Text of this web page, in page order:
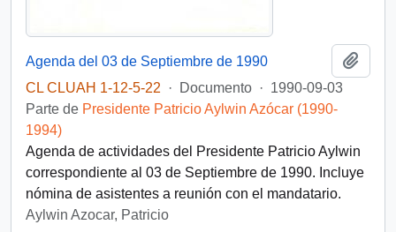
Agenda del 03 de Septiembre de 1990
CL CLUAH 1-12-5-22
· Documento · 1990-09-03
Parte de Presidente Patricio Aylwin Azócar (1990-
1994)
Agenda de actividades del Presidente Patricio Aylwin
correspondiente al 03 de Septiembre de 1990. Incluye
nómina de asistentes a reunión con el mandatario.
Aylwin Azocar, Patricio